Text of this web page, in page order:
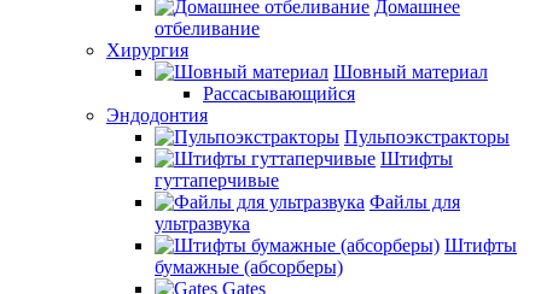
Домашнее
отбеливание
Хирургия
Шовный материал
Рассасывающийся
Эндодонтия
Пульпоэкстракторы
Штифты
гуттаперчивые
Файлы для
ультразвука
Штифты
бумажные (абсорберы)
Gates